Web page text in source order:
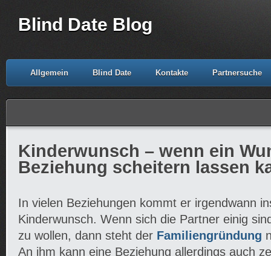
Blind Date Blog
Allgemein Blind Date Kontakte Partnersuche
Kinderwunsch – wenn ein
Beziehung scheitern lassen
In vielen Beziehungen kommt er irgendwann
Kinderwunsch. Wenn sich die Partner einig
zu wollen, dann steht der Familiengründung
An ihm kann eine Beziehung allerdings auch